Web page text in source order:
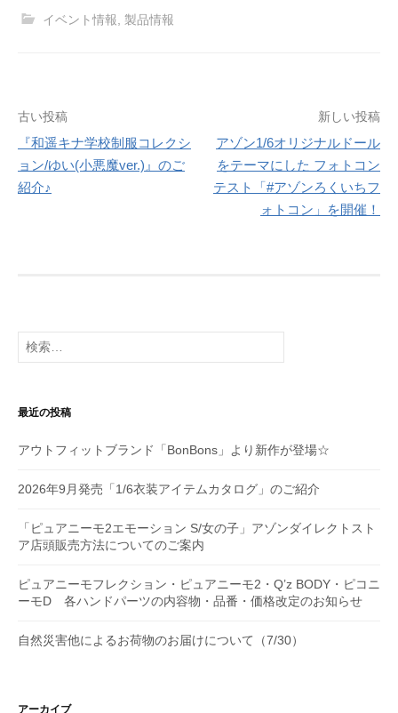
イベント情報 製品情報
投
稿
ナ
ョ
古い投稿
『和遥キナ学校制服コレクシ
ョン/ゆい(小悪魔ver.)』のご
紹介♪
新しい投稿
アゾン1/6オリジナルドール
をテーマにした フォトコン
テスト「#アゾンろくいちフ
ォトコン」を開催！
検
索:
最近の投稿
アウトフィットブランド「BonBons」より新作が登場☆
2026年9月発売「1/6衣装アイテムカタログ」のご紹介
「ピュアニーモ2エモーション S/女の子」アゾンダイレクトスト
ア店頭販売方法についてのご案内
ピュアニーモフレクション・ピュアニーモ2・Q’z BODY・ピコニ
ーモD 各ハンドパーツの内容物・品番・価格改定のお知らせ
自然災害他によるお荷物のお届けについて（7/30）
アーカイブ